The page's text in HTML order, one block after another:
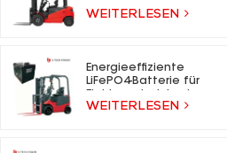
Gabelstaplerbatterie
WEITERLESEN
Energieeffiziente
LiFePO4-Batterie für
WEITERLESEN